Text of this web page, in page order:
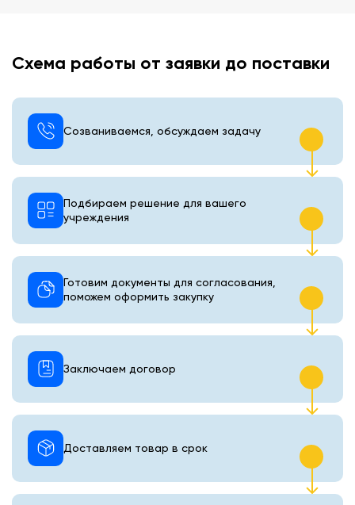
Схема работы от заявки до поставки
Созваниваемся, обсуждаем задачу
Подбираем решение для вашего
учреждения
Готовим документы для согласования,
поможем оформить закупку
Доставляем товар в срок
Заключаем договор